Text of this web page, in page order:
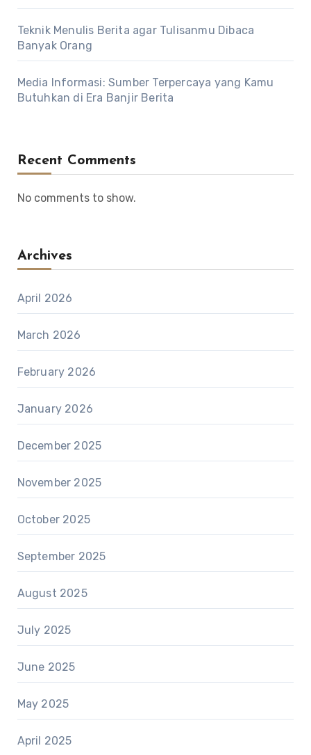
Teknik Menulis Berita agar Tulisanmu Dibaca
Banyak Orang
Media Informasi: Sumber Terpercaya yang Kamu
Butuhkan di Era Banjir Berita
Recent Comments
No comments to show.
Archives
April 2026
March 2026
February 2026
January 2026
December 2025
November 2025
October 2025
September 2025
August 2025
July 2025
June 2025
May 2025
April 2025